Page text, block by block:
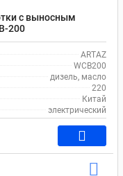
с выносным
200
ARTAZ
WCB200
дизель, масло
220
Китай
электрический